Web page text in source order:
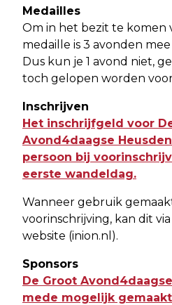
Medailles
Om in het bezit te komen
medaille is 3 avonden
Dus kun je 1 avond niet,
toch gelopen worden
Inschrijven
Het inschrijfgeld voor
Avond4daagse
persoon bij
eerste wandeldag.
Wanneer gebruik
voorinschrijving, kan dit
website (inion.nl).
Sponsors
De Groot
mede mogelijk